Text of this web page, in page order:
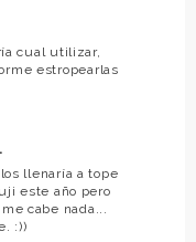
cual utilizar,
estropearlas
llenaría a tope
este año pero
cabe nada...
:))